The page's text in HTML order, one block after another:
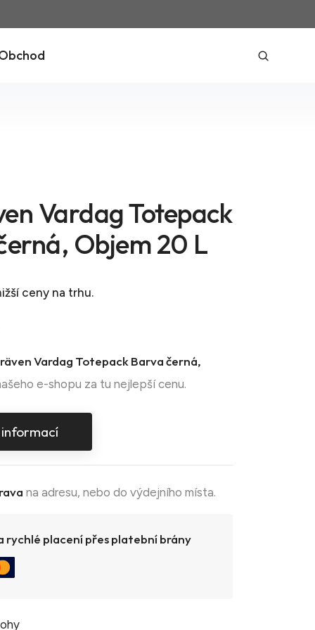
Vardag Totepack
Objem 20 L
ceny na trhu.
Vardag Totepack Barva černá,
e-shopu za tu nejlepší cenu.
na adresu, nebo do výdejního místa.
rychlé placení přes platební brány